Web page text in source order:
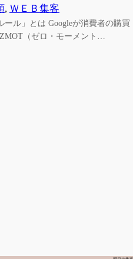
, ＷＥＢ集客
ール」とは Googleが消費者の購買
（ゼロ・モーメント…